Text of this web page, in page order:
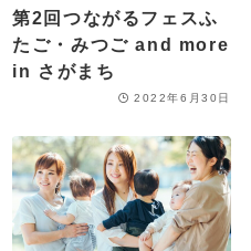
第2回つながるフェスふ
たご・みつご and more
in さがまち
2022年6月30日